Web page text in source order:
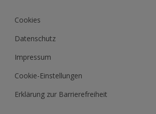
Cookies
Datenschutz
Impressum
Cookie-Einstellungen
Erklärung zur Barrierefreiheit